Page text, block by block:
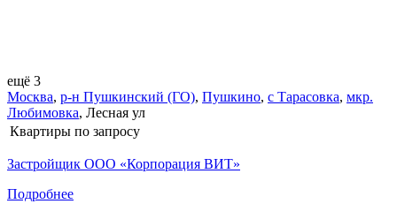
ещё 3
Москва, р-н Пушкинский (ГО), Пушкино, с Тарасовка, мкр.
Любимовка, Лесная ул
Квартиры по запросу
Застройщик ООО «Корпорация ВИТ»
Подробнее